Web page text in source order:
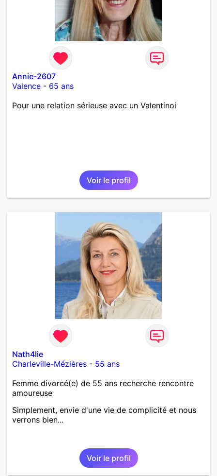
Annie-2607
Valence - 65 ans
Pour une relation sérieuse avec un Valentinoi
Voir le profil
Nath4lie
Charleville-Mézières - 55 ans
Femme divorcé(e) de 55 ans recherche rencontre
amoureuse
Simplement, envie d'une vie de complicité et nous
verrons bien...
Voir le profil